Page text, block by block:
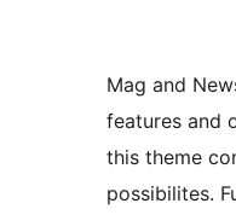
Mag and
features and
this theme
possibilites.